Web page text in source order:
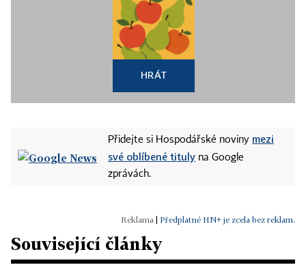
HRÁT
Přidejte si Hospodářské noviny mezi
své oblíbené tituly na Google
zprávách.
Předplatné HN+ je zcela bez reklam.
Související články